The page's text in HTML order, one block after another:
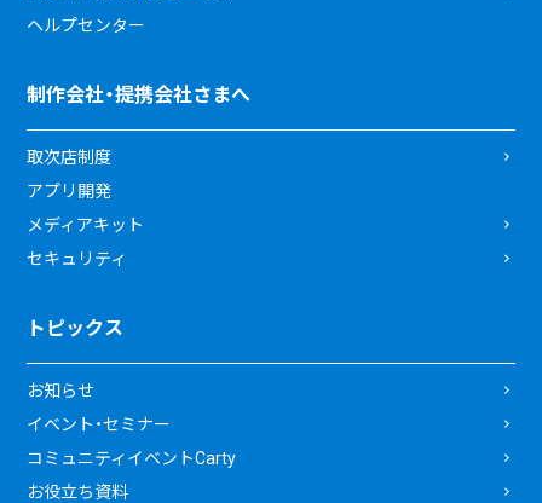
ヘルプセンター
制作会社・提携会社さまへ
取次店制度
アプリ開発
メディアキット
セキュリティ
トピックス
お知らせ
イベント・セミナー
コミュニティイベントCarty
お役立ち資料